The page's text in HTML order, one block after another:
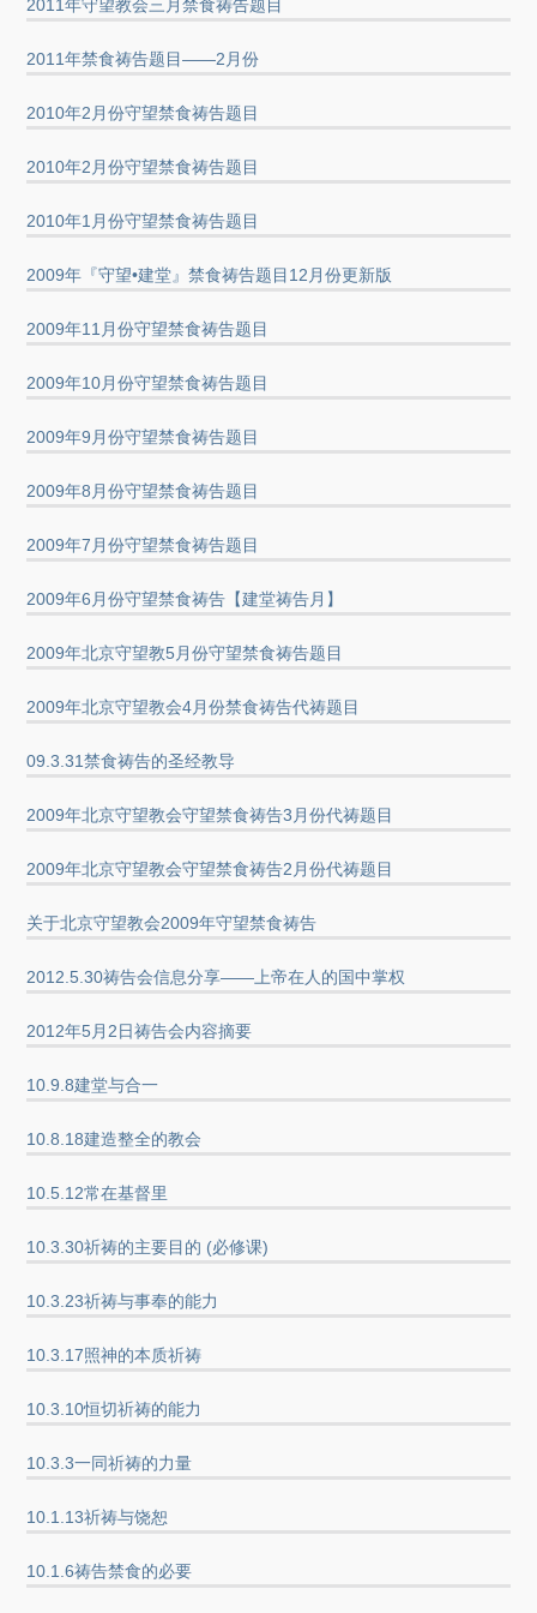
2011年守望教会三月禁食祷告题目
2011年禁食祷告题目——2月份
2010年2月份守望禁食祷告题目
2010年2月份守望禁食祷告题目
2010年1月份守望禁食祷告题目
2009年『守望•建堂』禁食祷告题目12月份更新版
2009年11月份守望禁食祷告题目
2009年10月份守望禁食祷告题目
2009年9月份守望禁食祷告题目
2009年8月份守望禁食祷告题目
2009年7月份守望禁食祷告题目
2009年6月份守望禁食祷告【建堂祷告月】
2009年北京守望教5月份守望禁食祷告题目
2009年北京守望教会4月份禁食祷告代祷题目
09.3.31禁食祷告的圣经教导
2009年北京守望教会守望禁食祷告3月份代祷题目
2009年北京守望教会守望禁食祷告2月份代祷题目
关于北京守望教会2009年守望禁食祷告
2012.5.30祷告会信息分享——上帝在人的国中掌权
2012年5月2日祷告会内容摘要
10.9.8建堂与合一
10.8.18建造整全的教会
10.5.12常在基督里
10.3.30祈祷的主要目的 (必修课)
10.3.23祈祷与事奉的能力
10.3.17照神的本质祈祷
10.3.10恒切祈祷的能力
10.3.3一同祈祷的力量
10.1.13祈祷与饶恕
10.1.6祷告禁食的必要